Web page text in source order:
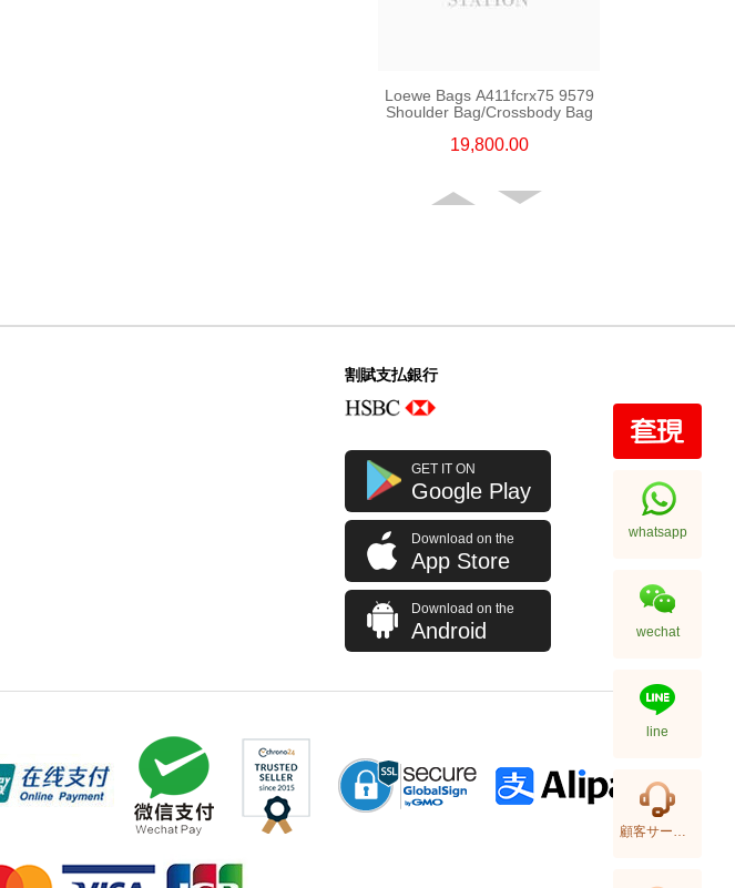
Loewe Bags A411fcrx75 9579
Shoulder Bag/Crossbody Bag
19,800.00
割賦支払銀行
GET IT ON
Google Play
Download on the
App Store
Download on the
Android
whatsapp
wechat
line
顧客サービス